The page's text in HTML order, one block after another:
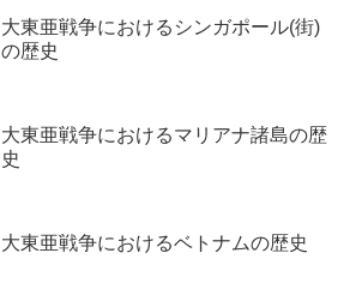
大東亜戦争におけるシンガポール(街)
の歴史
大東亜戦争におけるマリアナ諸島の歴
史
大東亜戦争におけるベトナムの歴史